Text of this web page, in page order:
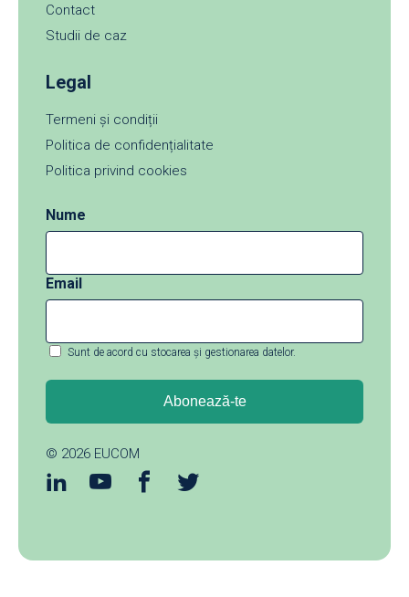
Contact
Studii de caz
Legal
Termeni și condiții
Politica de confidențialitate
Politica privind cookies
Nume
Email
Sunt de acord cu stocarea și gestionarea datelor.
© 2026 EUCOM